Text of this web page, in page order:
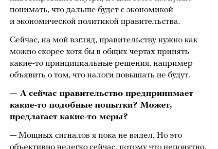
понимать, что дальше будет с экономикой
и экономической политикой правительства.
Сейчас, на мой взгляд, правительству нужно как
можно скорее хотя бы в общих чертах принять
какие-то принципиальные решения, например
объявить о том, что налоги повышать не будут.
— А сейчас правительство предпринимает
какие-то подобные попытки? Может,
предлагает какие-то меры?
— Мощных сигналов я пока не видел. Но это